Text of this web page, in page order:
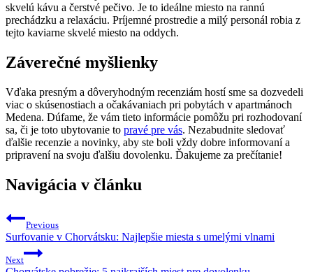
skvelú kávu a čerstvé pečivo. Je to ideálne miesto na rannú
prechádzku a relaxáciu. Príjemné prostredie a milý personál robia z
tejto kaviarne skvelé miesto na oddych.
Záverečné myšlienky
Vďaka presným a dôveryhodným recenziám hostí sme sa dozvedeli
viac o skúsenostiach a očakávaniach pri pobytách v apartmánoch
Medena. Dúfame, že vám tieto informácie pomôžu pri rozhodovaní
sa, či je toto ubytovanie to pravé pre vás. Nezabudnite sledovať
ďalšie recenzie a novinky, aby ste boli vždy dobre informovaní a
pripravení na svoju ďalšiu dovolenku. Ďakujeme za prečítanie!
Navigácia v článku
Previous
Surfovanie v Chorvátsku: Najlepšie miesta s umelými vlnami
Next